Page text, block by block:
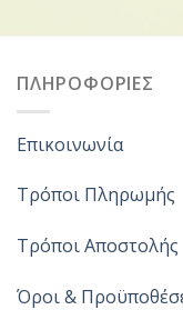
ΠΛΗΡΟΦΟΡΙΕΣ
Επικοινωνία
Τρόποι Πληρωμής
Τρόποι Αποστολής
Όροι &